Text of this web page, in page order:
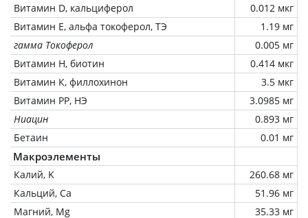
Витамин D, кальциферол
0.012 мкг
Витамин Е, альфа токоферол, ТЭ
1.19 мг
гамма Токоферол
0.005 мг
Витамин Н, биотин
0.414 мкг
Витамин К, филлохинон
3.5 мкг
Витамин РР, НЭ
3.0985 мг
Ниацин
0.893 мг
Бетаин
0.01 мг
Макроэлементы
Калий, K
260.68 мг
Кальций, Ca
51.96 мг
Магний, Mg
35.33 мг